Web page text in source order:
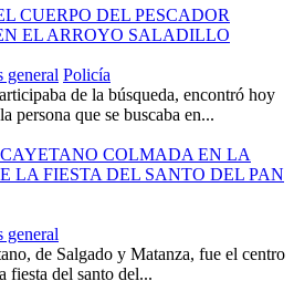
CUERPO DEL PESCADOR
EL ARROYO SALADILLO
general Policía
de la búsqueda, encontró hoy
persona que se buscaba en...
COLMADA EN LA
LA FIESTA DEL SANTO DEL PAN
general
de Salgado y Matanza, fue el centro
fiesta del santo del...